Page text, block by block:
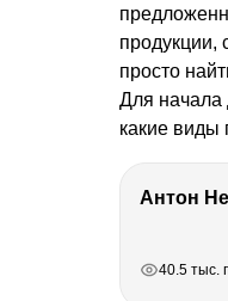
продукции,
просто
Для начала
какие
40.5 тыс.